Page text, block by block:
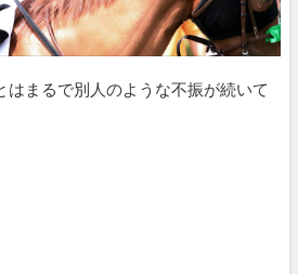
まるで別人のような不振が続いて